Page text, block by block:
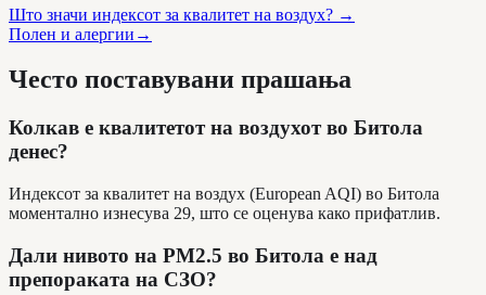
Што значи индексот за квалитет на воздух? →
Полен и алергии →
Често поставувани прашања
Колкав е квалитетот на воздухот во Битола
денес?
Индексот за квалитет на воздух (European AQI) во Битола
моментално изнесува 29, што се оценува како прифатлив.
Дали нивото на PM2.5 во Битола е над
препораката на СЗО?